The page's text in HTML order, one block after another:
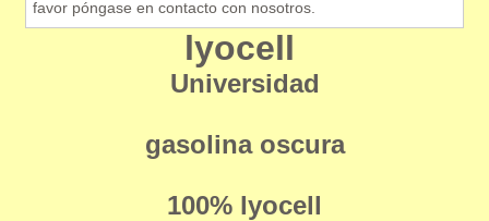
favor póngase en contacto con nosotros.
lyocell
Universidad
gasolina oscura
100% lyocell